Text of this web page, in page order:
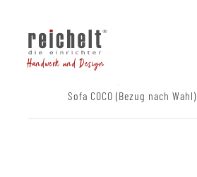
Handwerk und Design
Sofa COCO (Bezug nach Wahl)